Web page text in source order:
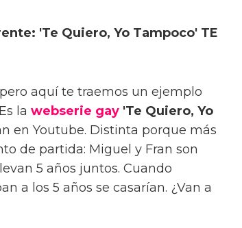
'Te Quiero, Yo Tampoco' TE
aquí te traemos un ejemplo
la webserie gay 'Te Quiero, Yo
en Youtube. Distinta porque más
de partida: Miguel y Fran son
5 años juntos. Cuando
a los 5 años se casarían. ¿Van a